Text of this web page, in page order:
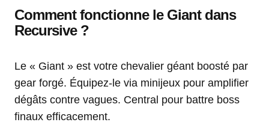
Comment fonctionne le Giant dans
Recursive ?
Le « Giant » est votre chevalier géant boosté par
gear forgé. Équipez-le via minijeux pour amplifier
dégâts contre vagues. Central pour battre boss
finaux efficacement.